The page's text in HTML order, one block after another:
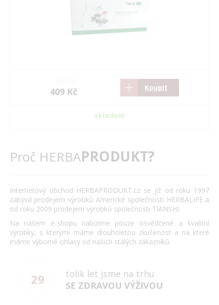
409 Kč Koupit
skladem
Proč HERBAPRODUKT?
Internetový obchod HERBAPRODUKT.cz se již od roku 1997
zabývá prodejem výrobků Americké společnosti HERBALIFE a
od roku 2009 prodejem výrobků společnosti TIANSHI.
Na našem e-shopu nabízíme pouze osvědčené a kvalitní
výrobky, s kterými máme dlouholetou zkušenost a na které
máme výborné ohlasy od našich stálých zákazníků.
29
tolik let jsme na trhu
SE ZDRAVOU VÝŽIVOU